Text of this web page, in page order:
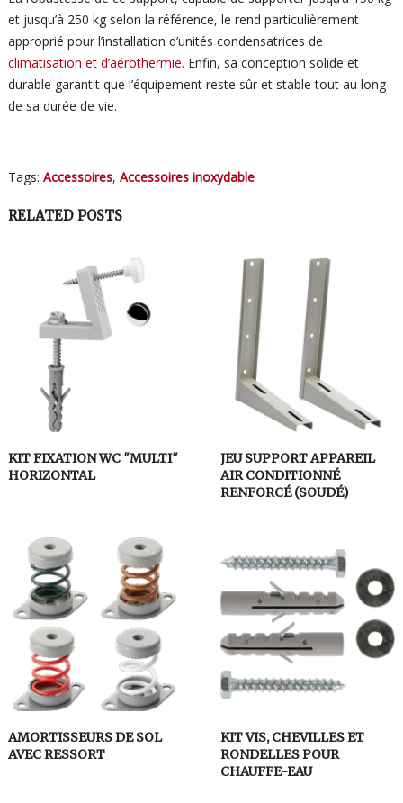
et jusqu’à 250 kg selon la référence, le rend particulièrement
approprié pour l’installation d’unités condensatrices de
climatisation et d’aérothermie. Enfin, sa conception solide et
durable garantit que l’équipement reste sûr et stable tout au long
de sa durée de vie.
Tags: Accessoires, Accessoires inoxydable
RELATED POSTS
KIT FIXATION WC ″MULTI″
HORIZONTAL
JEU SUPPORT APPAREIL
AIR CONDITIONNÉ
RENFORCÉ (SOUDÉ)
AMORTISSEURS DE SOL
AVEC RESSORT
KIT VIS, CHEVILLES ET
RONDELLES POUR
CHAUFFE-EAU